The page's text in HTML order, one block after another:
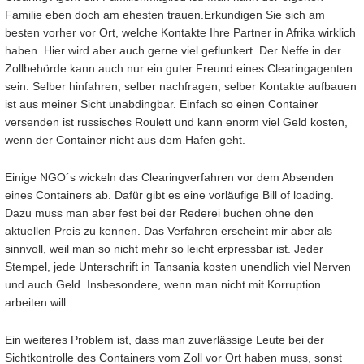
Familie eben doch am ehesten trauen.Erkundigen Sie sich am
besten vorher vor Ort, welche Kontakte Ihre Partner in Afrika wirklich
haben. Hier wird aber auch gerne viel geflunkert. Der Neffe in der
Zollbehörde kann auch nur ein guter Freund eines Clearingagenten
sein. Selber hinfahren, selber nachfragen, selber Kontakte aufbauen
ist aus meiner Sicht unabdingbar. Einfach so einen Container
versenden ist russisches Roulett und kann enorm viel Geld kosten,
wenn der Container nicht aus dem Hafen geht.
Einige NGO´s wickeln das Clearingverfahren vor dem Absenden
eines Containers ab. Dafür gibt es eine vorläufige Bill of loading.
Dazu muss man aber fest bei der Rederei buchen ohne den
aktuellen Preis zu kennen. Das Verfahren erscheint mir aber als
sinnvoll, weil man so nicht mehr so leicht erpressbar ist. Jeder
Stempel, jede Unterschrift in Tansania kosten unendlich viel Nerven
und auch Geld. Insbesondere, wenn man nicht mit Korruption
arbeiten will.
Ein weiteres Problem ist, dass man zuverlässige Leute bei der
Sichtkontrolle des Containers vom Zoll vor Ort haben muss, sonst